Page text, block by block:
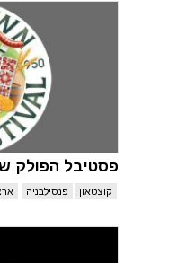
פסטיבל הפולק
קוצטאון פנסילבניה